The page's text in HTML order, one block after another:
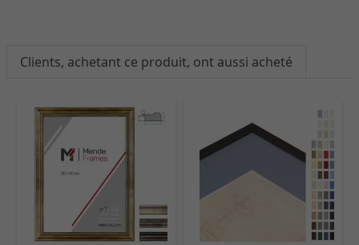
Clients, achetant ce produit, ont aussi acheté